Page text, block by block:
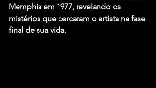
Memphis em 1977, revelando os
mistérios que cercaram o artista na fase
final de sua vida.